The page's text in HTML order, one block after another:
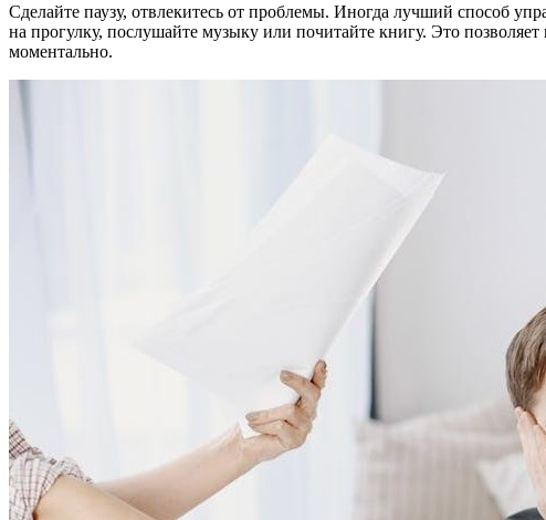
Сделайте паузу, отвлекитесь от проблемы. Иногда лучший способ
на прогулку, послушайте музыку или почитайте книгу. Это
моментально.